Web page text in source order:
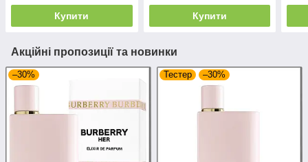
Купити Купити
Акційні пропозиції та новинки
–30% Тестер –30%